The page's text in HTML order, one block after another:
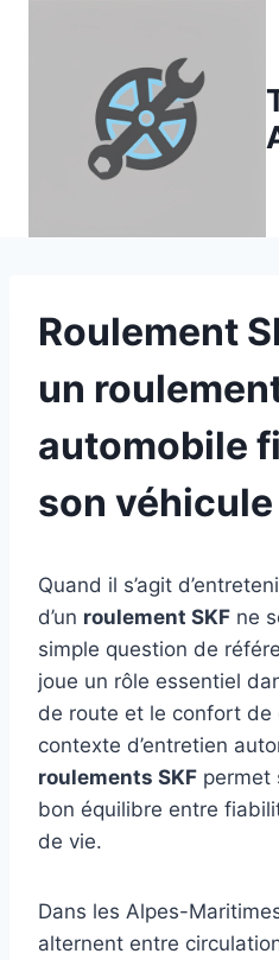
Roulement
un
automobile
son véhicule
Quand il s’agit
d’un roulement SKF ne
simple question de
joue un rôle essentiel
de route et le confort de
contexte d’entretien
roulements SKF permet
bon équilibre entre
de vie.
Dans les Alpes-
alternent entre